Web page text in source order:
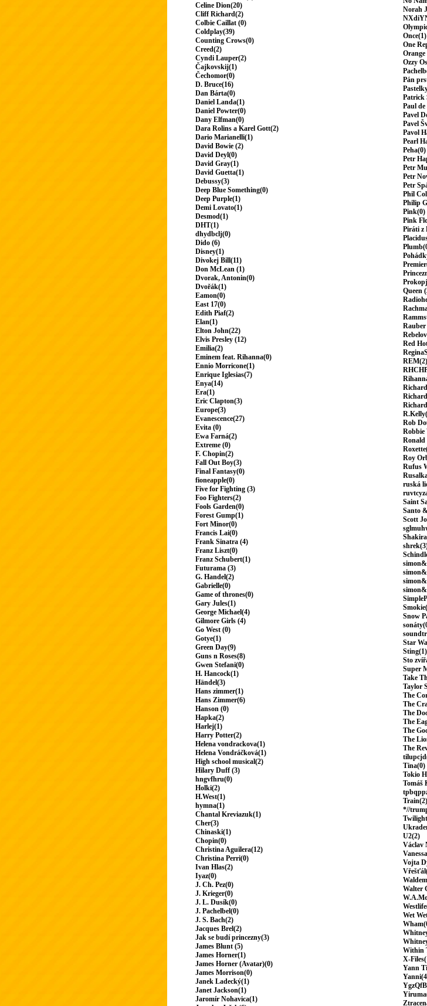
Celine Dion(20)
Cliff Richard(2)
Colbie Caillat (0)
Coldplay(39)
Counting Crows(0)
Creed(2)
Cyndi Lauper(2)
Čajkovskij(1)
Čechomor(0)
D. Bruce(16)
Dan Bárta(0)
Daniel Landa(1)
Daniel Powter(0)
Dany Elfman(0)
Dara Rolins a Karel Gott(2)
Dario Marianelli(1)
David Bowie (2)
David Deyl(0)
David Gray(1)
David Guetta(1)
Debussy(3)
Deep Blue Something(0)
Deep Purple(1)
Demi Lovato(1)
Desmod(1)
DHT(1)
dhydbclj(0)
Dido (6)
Disney(1)
Divokej Bill(11)
Don McLean (1)
Dvorak, Antonin(0)
Dvořák(1)
Eamon(0)
East 17(0)
Edith Piaf(2)
Elan(1)
Elton John(22)
Elvis Presley (12)
Emilia(2)
Eminem feat. Rihanna(0)
Ennio Morricone(1)
Enrique Iglesias(7)
Enya(14)
Era(1)
Eric Clapton(3)
Europe(3)
Evanescence(27)
Evita (0)
Ewa Farná(2)
Extreme (0)
F. Chopin(2)
Fall Out Boy(3)
Final Fantasy(0)
fioneapple(0)
Five for Fighting (3)
Foo Fighters(2)
Fools Garden(0)
Forest Gump(1)
Fort Minor(0)
Francis Lai(0)
Frank Sinatra (4)
Franz Liszt(0)
Franz Schubert(1)
Futurama (3)
G. Handel(2)
Gabrielle(0)
Game of thrones(0)
Gary Jules(1)
George Michael(4)
Gilmore Girls (4)
Go West (0)
Gotye(1)
Green Day(9)
Guns n Roses(8)
Gwen Stefani(0)
H. Hancock(1)
Händel(3)
Hans zimmer(1)
Hans Zimmer(6)
Hanson (0)
Hapka(2)
Harlej(1)
Harry Potter(2)
Helena vondrackova(1)
Helena Vondráčková(1)
High school musical(2)
Hilary Duff (3)
hngvfhru(0)
Holki(2)
H.West(1)
hymna(1)
Chantal Kreviazuk(1)
Cher(3)
Chinaski(1)
Chopin(0)
Christina Aguilera(12)
Christina Perri(0)
Ivan Hlas(2)
Iyaz(0)
J. Ch. Pez(0)
J. Krieger(0)
J. L. Dusík(0)
J. Pachelbel(0)
J. S. Bach(2)
Jacques Brel(2)
Jak se budí princezny(3)
James Blunt (5)
James Horner(1)
James Horner (Avatar)(0)
James Morrison(0)
Janek Ladecký(1)
Janet Jackson(1)
Jaromír Nohavica(1)
Norah
Once(1)
One
Orange
Ozzy
Pán
Patrick
Paul de
Pavel
Pavel
Pavol
Pearl
Peha(0)
Petr
Petr
Petr
Petr
Phil
Philip
Pink(0)
Pink
Piráti z
Queen
Rauber
Red
REM(2)
Rob
Robbie
Ronald
Roy
Rufus
ruská
Saint
Santo
Scott
Snow
Star
Sting(1)
Sto
Super
Take
Taylor
The
The
The
The
The
The
The
Tina(0)
Tokio
Tomáš
Train(2)
*//
U2(2)
Václav
Vojta
Walter
Wet
Within
X-
Yann